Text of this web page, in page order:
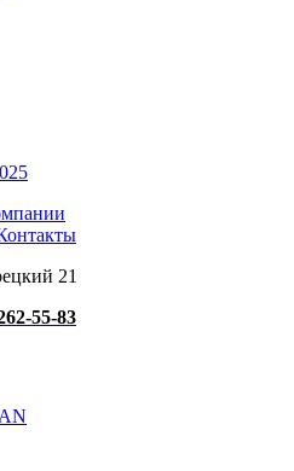
21
55-83